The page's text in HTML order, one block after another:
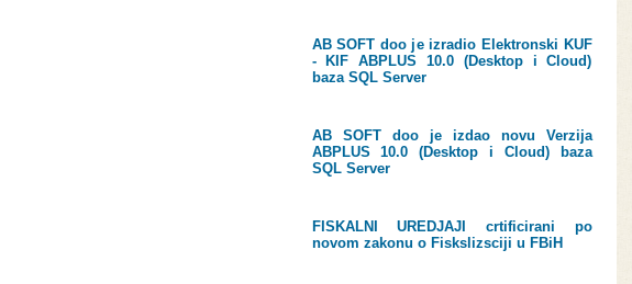
AB SOFT doo je izradio Elektronski KUF
- KIF ABPLUS 10.0 (Desktop i Cloud)
baza SQL Server
AB SOFT doo je izdao novu Verzija
ABPLUS 10.0 (Desktop i Cloud) baza
SQL Server
FISKALNI UREDJAJI crtificirani po
novom zakonu o Fiskslizsciji u FBiH